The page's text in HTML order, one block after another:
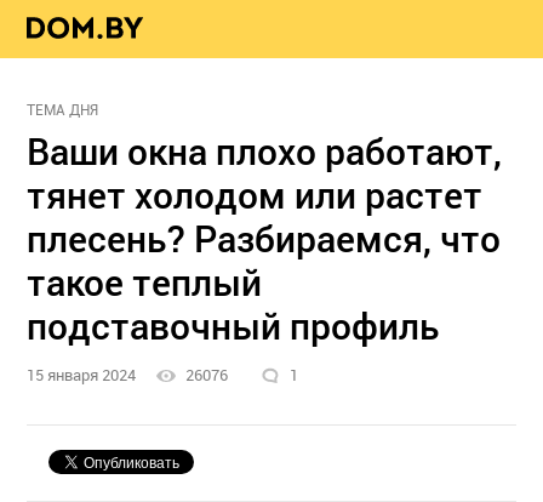
ТЕМА ДНЯ
Ваши окна плохо работают,
тянет холодом или растет
плесень? Разбираемся, что
такое теплый
подставочный профиль
15 января 2024 26076 1